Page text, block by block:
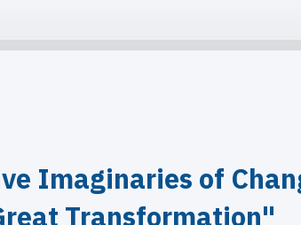
Imaginaries of
Transformation"